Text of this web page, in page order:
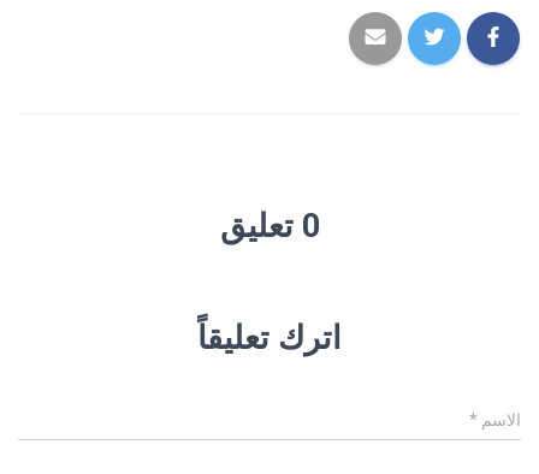
0 تعليق
اترك تعليقاً
الاسم *